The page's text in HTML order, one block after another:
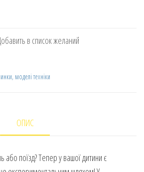
в список желаний
моделі техніки
ОПИС
поїзд? Тепер у вашої дитини є